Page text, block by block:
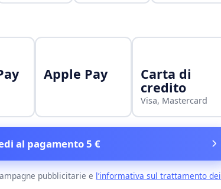
Apple Pay Carta di
credito
Visa, Mastercard
al pagamento 5 €
pubblicitarie e l’informativa sul trattamento dei